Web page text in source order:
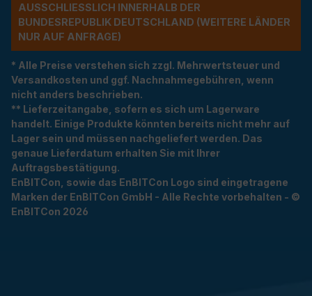
USSCHLIESSLICH INNERHALB DER BU
NDESREPUBLIK DEUTSCHLAND (WEITERE LÄNDER NU
R AUF ANFRAGE)
* Alle Preise verstehen sich zzgl. Mehrwertsteuer und
Versandkosten und ggf. Nachnahmegebühren, wenn
nicht anders beschrieben.
** Lieferzeitangabe, sofern es sich um Lagerware
handelt. Einige Produkte könnten bereits nicht mehr auf
Lager sein und müssen nachgeliefert werden. Das
genaue Lieferdatum erhalten Sie mit Ihrer
Auftragsbestätigung.
EnBITCon, sowie das EnBITCon Logo sind eingetragene
Marken der EnBITCon GmbH - Alle Rechte vorbehalten - ©
EnBITCon 2026